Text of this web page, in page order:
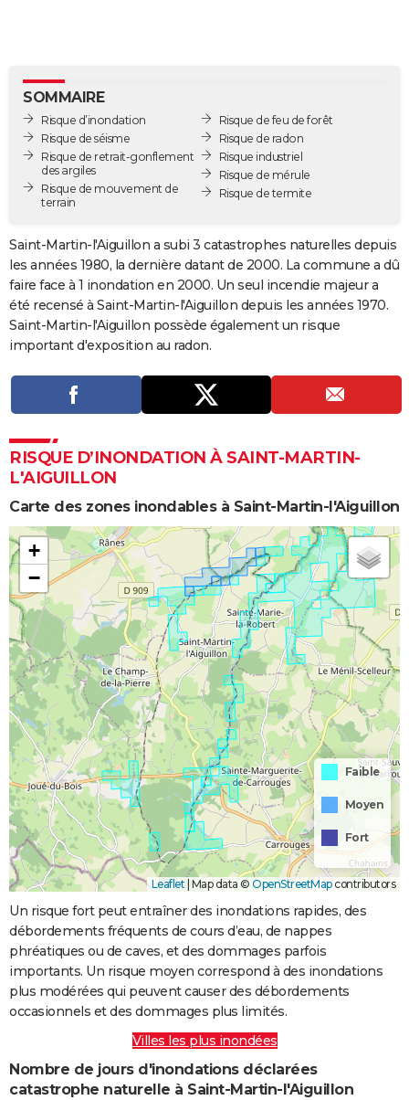
BONS PLANS
CARTE DE VOEUX
Carte de Noël
Carte Bonne année
Carte Saint-Valentin
Carte Pâques
Carte d'anniversaire
DICTIONNAIRE
Dictionnaire
Biographies
Citations
Expressions
Proverbes
PROGRAMME TV
COPAINS D'AVANT
S'inscrire
Se connecter
Lycées
Collèges
Primaires
Universités
Entreprises
Service militaire
Avis de recherche
AVIS DE DÉCÈS
FORUM
Bricolage
Lifestyle
Culture
Sport
Auto
Television
Voyage
Cinema
SOMMAIRE
Risque d’inondation
Risque de séisme
Risque de retrait-gonflement
des argiles
Risque de mouvement de
terrain
Risque de feu de forêt
Risque de radon
Risque industriel
Risque de mérule
Risque de termite
Saint-Martin-l'Aiguillon a subi 3 catastrophes naturelles depuis
les années 1980, la dernière datant de 2000. La commune a dû
faire face à 1 inondation en 2000. Un seul incendie majeur a
été recensé à Saint-Martin-l'Aiguillon depuis les années 1970.
Saint-Martin-l'Aiguillon possède également un risque
important d'exposition au radon.
RISQUE D’INONDATION À SAINT-MARTIN-
L'AIGUILLON
Carte des zones inondables à Saint-Martin-l'Aiguillon
+
−
Faible
Moyen
Fort
Leaflet |Map data © OpenStreetMapcontributors
Un risque fort peut entraîner des inondations rapides, des
débordements fréquents de cours d’eau, de nappes
phréatiques ou de caves, et des dommages parfois
importants. Un risque moyen correspond à des inondations
plus modérées qui peuvent causer des débordements
occasionnels et des dommages plus limités.
Villes les plus inondées
Nombre de jours d'inondations déclarées
catastrophe naturelle à Saint-Martin-l'Aiguillon